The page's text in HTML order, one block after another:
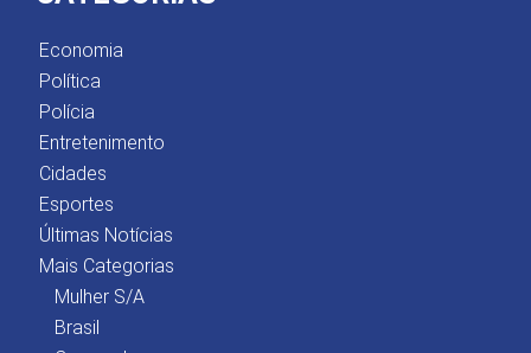
Economia
Política
Polícia
Entretenimento
Cidades
Esportes
Últimas Notícias
Mais Categorias
Mulher S/A
Brasil